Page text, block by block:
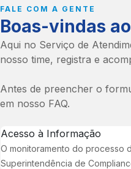
FALE COM A GENTE
Boas-vindas
Aqui no Serviço de
nosso time, registra e
Antes de preencher o
em nosso FAQ.
Acesso à Informação
O monitoramento do processo
Superintendência de